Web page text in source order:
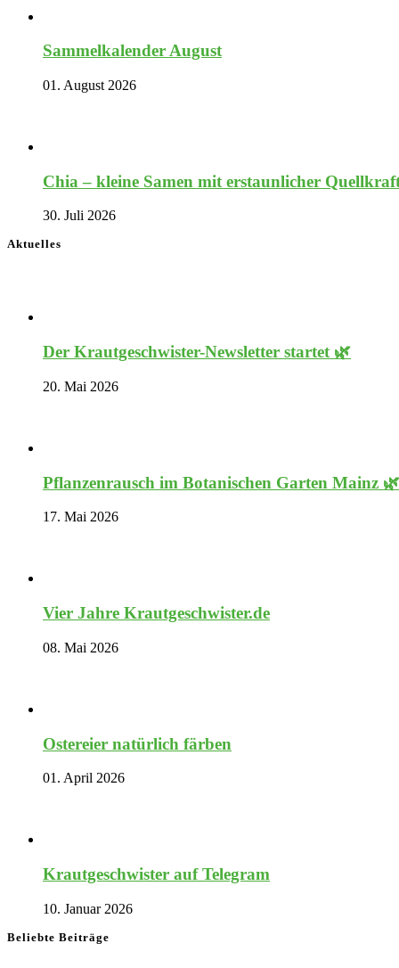
Sammelkalender August
01. August 2026
Chia – kleine Samen mit erstaunlicher
30. Juli 2026
Aktuelles
Der Krautgeschwister-Newsletter startet 🌿
20. Mai 2026
Pflanzenrausch im Botanischen Garten Mainz 🌿
17. Mai 2026
Vier Jahre Krautgeschwister.de
08. Mai 2026
Ostereier natürlich färben
01. April 2026
Krautgeschwister auf Telegram
10. Januar 2026
Beliebte Beiträge